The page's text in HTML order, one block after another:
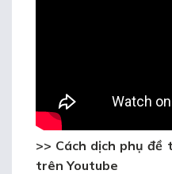
>> Cách dịch phụ đề
trên Youtube